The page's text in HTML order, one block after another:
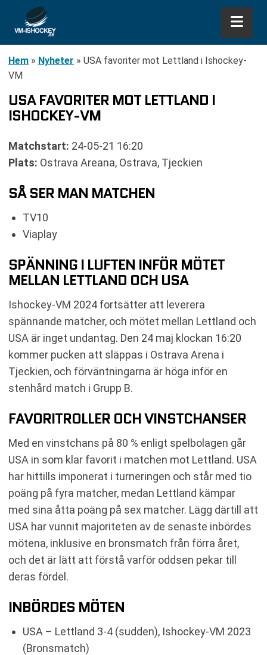
Hem » Nyheter » USA favoriter mot Lettland i Ishockey-
VM
USA FAVORITER MOT LETTLAND I
ISHOCKEY-VM
Matchstart: 24-05-21 16:20
Plats: Ostrava Areana, Ostrava, Tjeckien
SÅ SER MAN MATCHEN
TV10
Viaplay
SPÄNNING I LUFTEN INFÖR MÖTET
MELLAN LETTLAND OCH USA
Ishockey-VM 2024 fortsätter att leverera
spännande matcher, och mötet mellan Lettland och
USA är inget undantag. Den 24 maj klockan 16:20
kommer pucken att släppas i Ostrava Arena i
Tjeckien, och förväntningarna är höga inför en
stenhård match i Grupp B.
FAVORITROLLER OCH VINSTCHANSER
Med en vinstchans på 80 % enligt spelbolagen går
USA in som klar favorit i matchen mot Lettland. USA
har hittills imponerat i turneringen och står med tio
poäng på fyra matcher, medan Lettland kämpar
med sina åtta poäng på sex matcher. Lägg därtill att
USA har vunnit majoriteten av de senaste inbördes
mötena, inklusive en bronsmatch från förra året,
och det är lätt att förstå varför oddsen pekar till
deras fördel.
INBÖRDES MÖTEN
USA – Lettland 3-4 (sudden), Ishockey-VM 2023
(Bronsmatch)